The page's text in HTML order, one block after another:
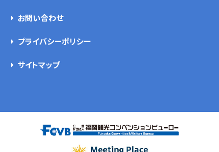
お問い合わせ
プライバシーポリシー
サイトマップ